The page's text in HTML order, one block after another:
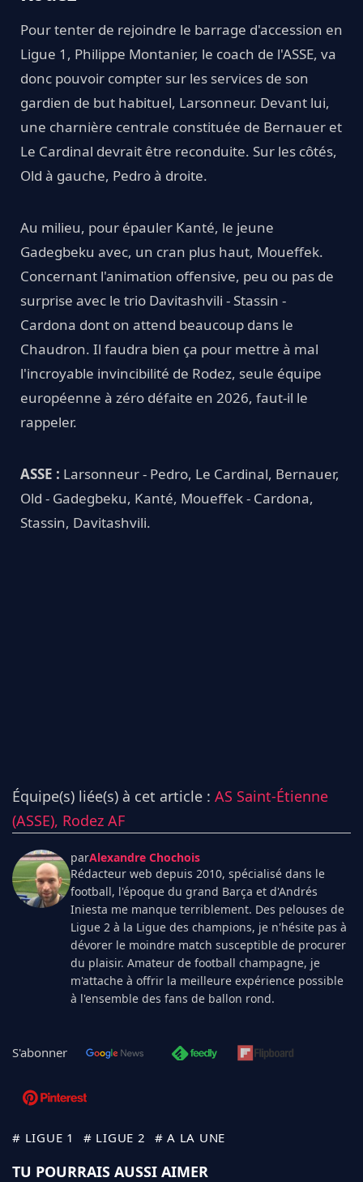
Pour tenter de rejoindre le barrage d'accession en
Ligue 1, Philippe Montanier, le coach de l'ASSE, va
donc pouvoir compter sur les services de son
gardien de but habituel, Larsonneur. Devant lui,
une charnière centrale constituée de Bernauer et
Le Cardinal devrait être reconduite. Sur les côtés,
Old à gauche, Pedro à droite.
Au milieu, pour épauler Kanté, le jeune
Gadegbeku avec, un cran plus haut, Moueffek.
Concernant l'animation offensive, peu ou pas de
surprise avec le trio Davitashvili - Stassin -
Cardona dont on attend beaucoup dans le
Chaudron. Il faudra bien ça pour mettre à mal
l'incroyable invincibilité de Rodez, seule équipe
européenne à zéro défaite en 2026, faut-il le
rappeler.
ASSE : Larsonneur - Pedro, Le Cardinal, Bernauer,
Old - Gadegbeku, Kanté, Moueffek - Cardona,
Stassin, Davitashvili.
Équipe(s) liée(s) à cet article : AS Saint-Étienne
(ASSE), Rodez AF
parAlexandre Chochois
Rédacteur web depuis 2010, spécialisé dans le
football, l'époque du grand Barça et d'Andrés
Iniesta me manque terriblement. Des pelouses de
Ligue 2 à la Ligue des champions, je n'hésite pas à
dévorer le moindre match susceptible de procurer
du plaisir. Amateur de football champagne, je
m'attache à offrir la meilleure expérience possible
à l'ensemble des fans de ballon rond.
S'abonner
# LIGUE 1 # LIGUE 2 # A LA UNE
TU POURRAIS AUSSI AIMER